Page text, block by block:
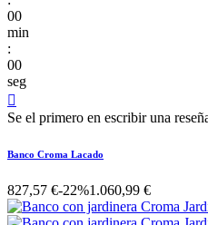
00
min
:
00
seg

Se el primero en escribir una
Banco Croma Lacado
827,57 €-22%1.060,99 €